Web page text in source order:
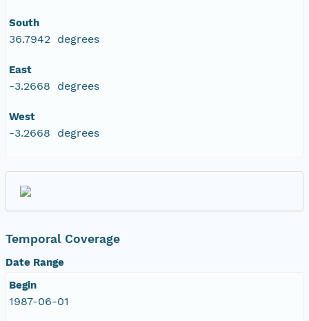
South
36.7942 degrees
East
-3.2668 degrees
West
-3.2668 degrees
Temporal Coverage
Date Range
Begin
1987-06-01